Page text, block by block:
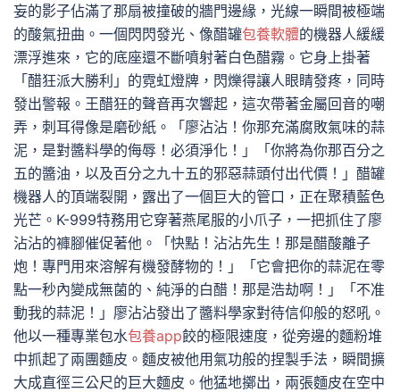
妄的影子佔滿了那扇被撞破的牆門邊緣，光線一瞬間被極端
的酸氣扭曲。一個閃閃發光、像醋罐包養軟體的機器人緩緩
漂浮進來，它的底座還不斷噴射著白色醋霧。它身上掛著
「醋狂派大勝利」的霓虹燈牌，閃爍得讓人眼睛發疼，同時
發出警報。王醋狂的聲音再次響起，這次帶著金屬回音的嘲
弄，刺耳得像是磨砂紙。「廖沾沾！你那充滿腐敗氣味的蒜
泥，是對醬料學的侮辱！必須淨化！」「你將為你那百分之
五的醬油，以及百分之九十五的邪惡蒜頭付出代價！」醋罐
機器人的頂端裂開，露出了一個巨大的管口，正在聚積藍色
光芒。K-999特務用它穿著燕尾服的小爪子，一把抓住了廖
沾沾的褲腳催促著他。「快點！沾沾先生！那是醋酸離子
炮！專門用來溶解有機發酵物的！」「它會把你的蒜泥在零
點一秒內變成無菌的、純淨的白醋！那是浩劫啊！」「不准
動我的蒜泥！」廖沾沾發出了醬料學家對待信仰般的怒吼。
他以一種專業包水包養app餃的極限速度，從旁邊的麵粉堆
中抓起了兩團麵皮。麵皮被他用氣功般的捏製手法，瞬間擴
大成直徑三公尺的巨大麵皮。他猛地擲出，兩張麵皮在空中